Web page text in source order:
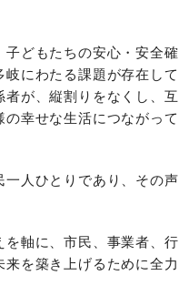
どもたちの安心・安全確
にわたる課題が存在して
が、縦割りをなくし、互
幸せな生活につながって
人ひとりであり、その声
軸に、市民、事業者、行
を築き上げるために全力